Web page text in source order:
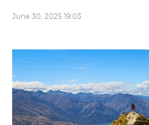
June 30, 2025 19:03